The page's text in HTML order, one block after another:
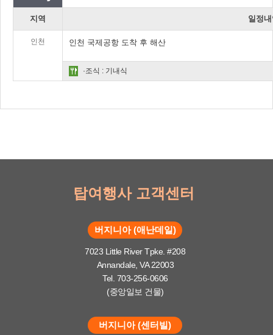
지역 일정
인천 인천 국제공항 도착 후 해산
·조식 : 기내식
탑여행사 고객센터
버지니아 (애난데일)
7023 Little River Tpke. #208
Annandale, VA 22003
Tel. 703-256-0606
(중앙일보 건물)
버지니아 (센터빌)